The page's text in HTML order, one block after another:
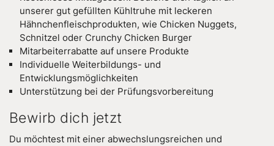
unserer gut gefüllten Kühltruhe mit leckeren
Hähnchenfleischprodukten, wie Chicken Nuggets,
Schnitzel oder Crunchy Chicken Burger
Mitarbeiterrabatte auf unsere Produkte
Individuelle Weiterbildungs- und
Entwicklungsmöglichkeiten
Unterstützung bei der Prüfungsvorbereitung
Bewirb dich jetzt
Du möchtest mit einer abwechslungsreichen und